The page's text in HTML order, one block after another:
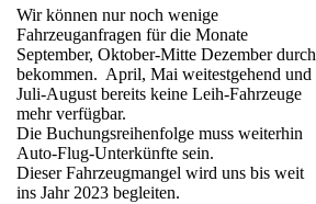
Wir können nur noch wenige
Fahrzeuganfragen für die Monate
September, Oktober-Mitte Dezember durch
bekommen. April, Mai weitestgehend und
Juli-August bereits keine Leih-Fahrzeuge
mehr verfügbar.
Die Buchungsreihenfolge muss weiterhin
Auto-Flug-Unterkünfte sein.
Dieser Fahrzeugmangel wird uns bis weit
ins Jahr 2023 begleiten.